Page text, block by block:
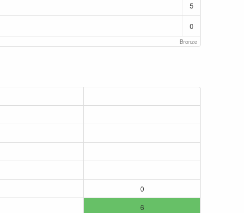
5
0
Bronze
0
6